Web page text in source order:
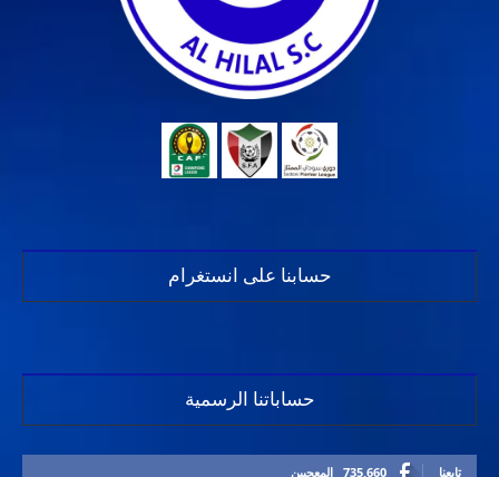
حسابنا على انستغرام
حساباتنا الرسمية
735,660 المعجبين تابعنا